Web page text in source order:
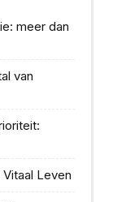
meer dan
van
Leven